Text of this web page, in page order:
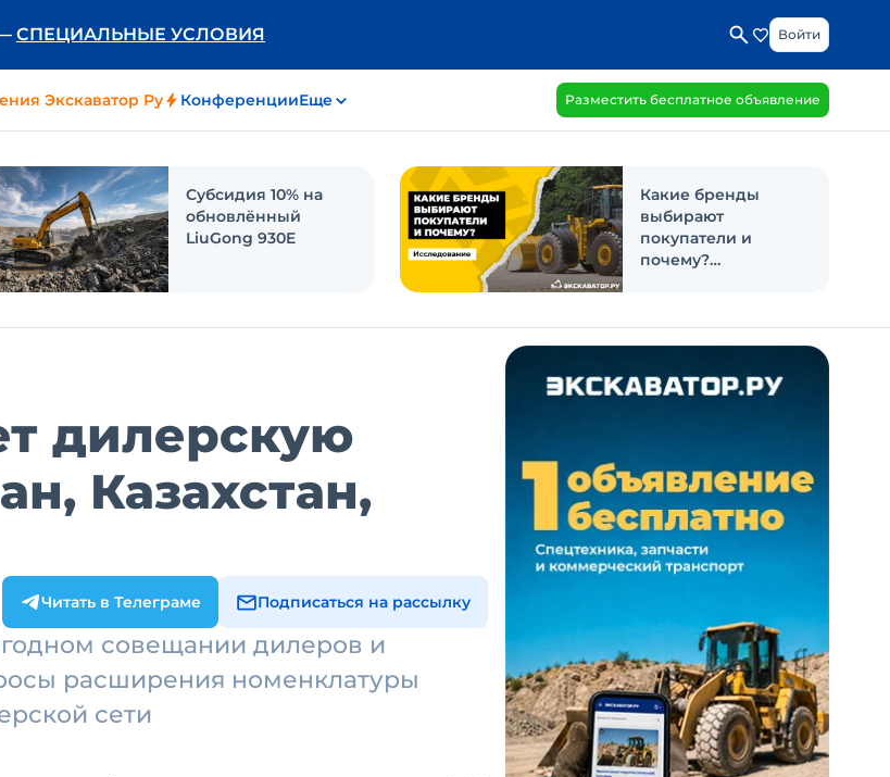
СПЕЦИАЛЬНЫЕ УСЛОВИЯ Войти
Экскаватор Ру КонференцииЕще Разместить бесплатное объявление
Субсидия 10% на
обновлённый
LiuGong 930E
Какие бренды
выбирают
покупатели и
почему?
дилерскую
Казахстан,
Читать в Телеграме Подписаться на рассылку
совещании дилеров и
расширения номенклатуры
сети